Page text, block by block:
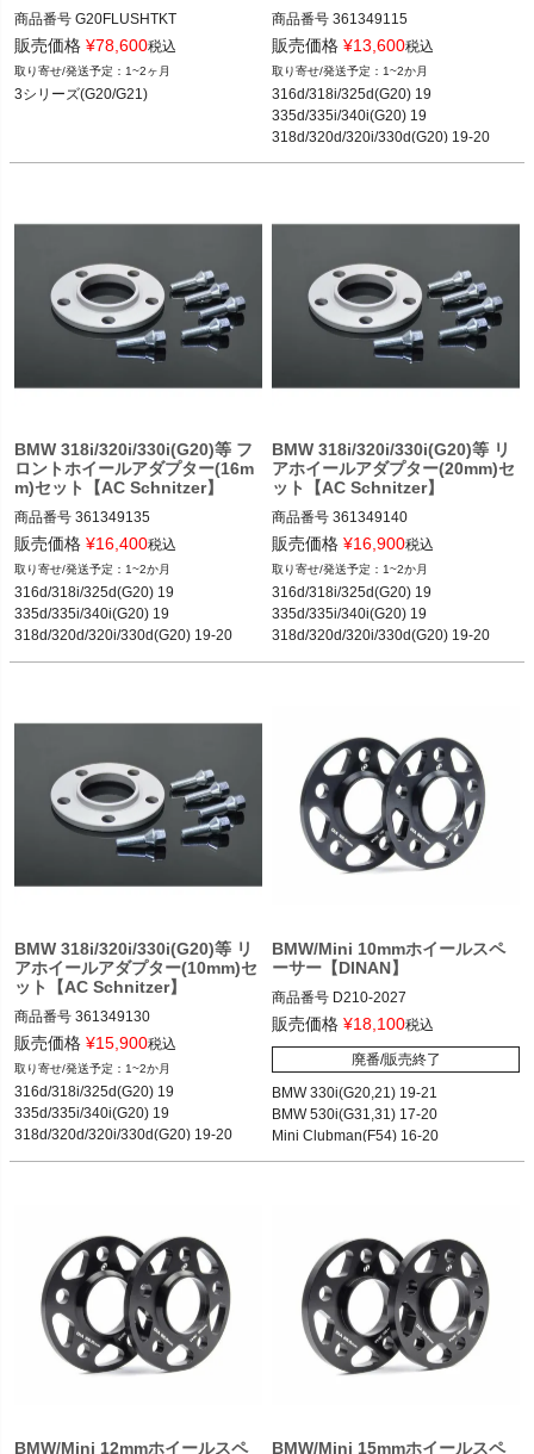
商品番号 G20FLUSHTKT
G20FLUSHTKT
3シリーズ(G20) 19-
販売価格 ¥78,600税込
1~2ヶ月
3シリーズ(G20/G21)
商品番号 361349115
361349115
販売価格 ¥13,600税込
1~2か月
316d/318i/325d(G20) 19
335d/335i/340i(G20) 19
318d/320d/320i/330d(G20) 19-20
520i/530i(G30) 17-20
520d/525d/530d/550i/540d(G30) 19-2
M550i(F90) 17-21
M550d(F90) 19-20
BMW 318i/320i/330i(G20)等 フ
ロントホイールアダプター(16m
m)セット【AC Schnitzer】
商品番号 361349135
361349135
販売価格 ¥16,400税込
1~2か月
316d/318i/325d(G20) 19
335d/335i/340i(G20) 19
318d/320d/320i/330d(G20) 19-20
520i/530i(G30) 17-20
528i/535i(G30) 19
520d/525d/530d/550i/540d(G30) 19-2
M550i(F90) 17-21
M550d(F90) 19-20
BMW 318i/320i/330i(G20)等 リ
アホイールアダプター(20mm)セ
ット【AC Schnitzer】
商品番号 361349140
361349140
販売価格 ¥16,900税込
1~2か月
316d/318i/325d(G20) 19
335d/335i/340i(G20) 19
318d/320d/320i/330d(G20) 19-20
540i(G30) 17-21
528i/535i(G30) 19
520d/525d/530d/550i/540d(G30) 19-2
M550i(F90) 17-21
M550d(F90) 19-20
BMW 318i/320i/330i(G20)等 リ
アホイールアダプター(10mm)セ
ット【AC Schnitzer】
商品番号 361349130
361349130
販売価格 ¥15,900税込
1~2か月
316d/318i/325d(G20) 19
335d/335i/340i(G20) 19
318d/320d/320i/330d(G20) 19-20
BMW/Mini 10mmホイールスペ
ーサー【DINAN】
商品番号 D210-2027
D210-2027
販売価格 ¥18,100税込
廃番/販売終了
BMW 330i(G20,21) 19-21
BMW 530i(G31,31) 17-20
Mini Clubman(F54) 16-20
BMW/Mini 12mmホイールスペ BMW/Mini 15mmホイールスペ